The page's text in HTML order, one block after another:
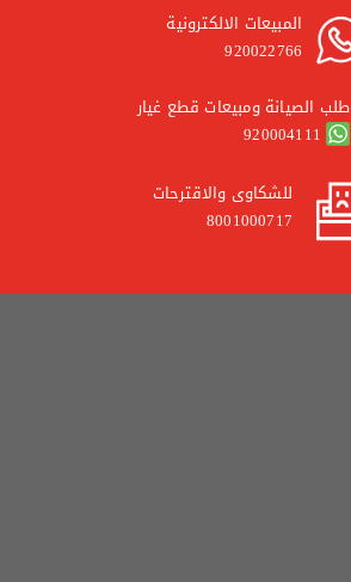
المبيعات الالكترونية
920022766
طلب الصيانة ومبيعات قطع غيار
920004111
للشكاوى والاقترحات
8001000717